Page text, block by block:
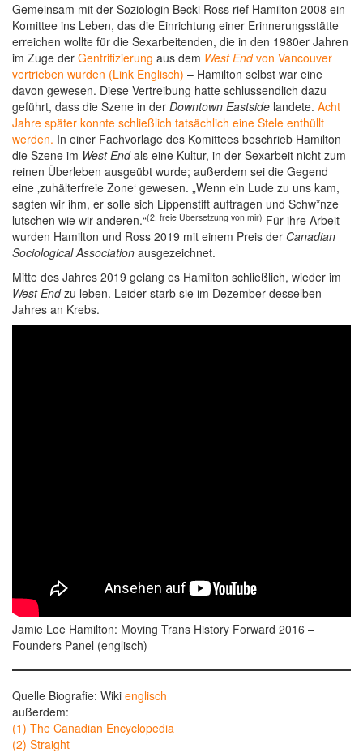
Gemeinsam mit der Soziologin Becki Ross rief Hamilton 2008 ein
Komittee ins Leben, das die Einrichtung einer Erinnerungsstätte
erreichen wollte für die Sexarbeitenden, die in den 1980er Jahren
im Zuge der Gentrifizierung aus dem West Endvon Vancouver
vertrieben wurden (Link Englisch) – Hamilton selbst war eine
davon gewesen. Diese Vertreibung hatte schlussendlich dazu
geführt, dass die Szene in der Downtown Eastside landete. Acht
Jahre später konnte schließlich tatsächlich eine Stele enthüllt
werden. In einer Fachvorlage des Komittees beschrieb Hamilton
die Szene im West Endals eine Kultur, in der Sexarbeit nicht zum
reinen Überleben ausgeübt wurde; außerdem sei die Gegend
eine ‚zuhälterfreie Zone‘ gewesen. „Wenn ein Lude zu uns kam,
sagten wir ihm, er solle sich Lippenstift auftragen und Schw*nze
lutschen wie wir anderen.“(2, freie Übersetzung von mir) Für ihre Arbeit
wurden Hamilton und Ross 2019 mit einem Preis der Canadian
Sociological Association ausgezeichnet.
Mitte des Jahres 2019 gelang es Hamilton schließlich, wieder im
West Endzu leben. Leider starb sie im Dezember desselben
Jahres an Krebs.
Jamie Lee Hamilton: Moving Trans History Forward 2016 –
Founders Panel (englisch)
Quelle Biografie: Wiki englisch
außerdem:
(1) The Canadian Encyclopedia
(2) Straight